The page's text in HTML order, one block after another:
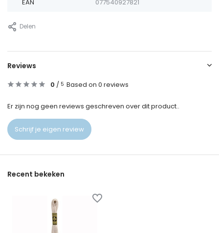
EAN 077540927821
Delen
Reviews
0 / 5 Based on 0 reviews
Er zijn nog geen reviews geschreven over dit product..
Schrijf je eigen review
Recent bekeken